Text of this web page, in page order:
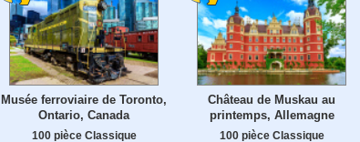
Musée ferroviaire de Toronto,
Ontario, Canada
100 pièce Classique
Château de Muskau au
printemps, Allemagne
100 pièce Classique